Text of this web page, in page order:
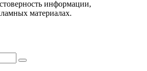
информации,
материалах.